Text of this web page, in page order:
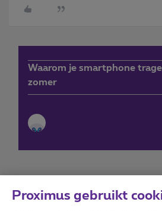
Waarom je smartphone
zomer
Proximus gebruikt